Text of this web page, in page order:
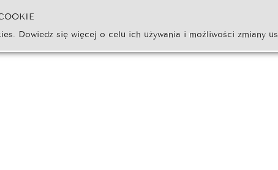
Dowiedz się więcej o celu ich używania i możliwości zmiany